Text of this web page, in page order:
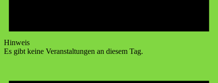
Hinweis
Es gibt keine Veranstaltungen an diesem Tag.